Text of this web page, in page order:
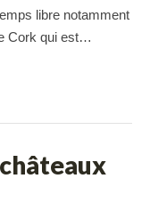
libre notamment
Cork qui est…